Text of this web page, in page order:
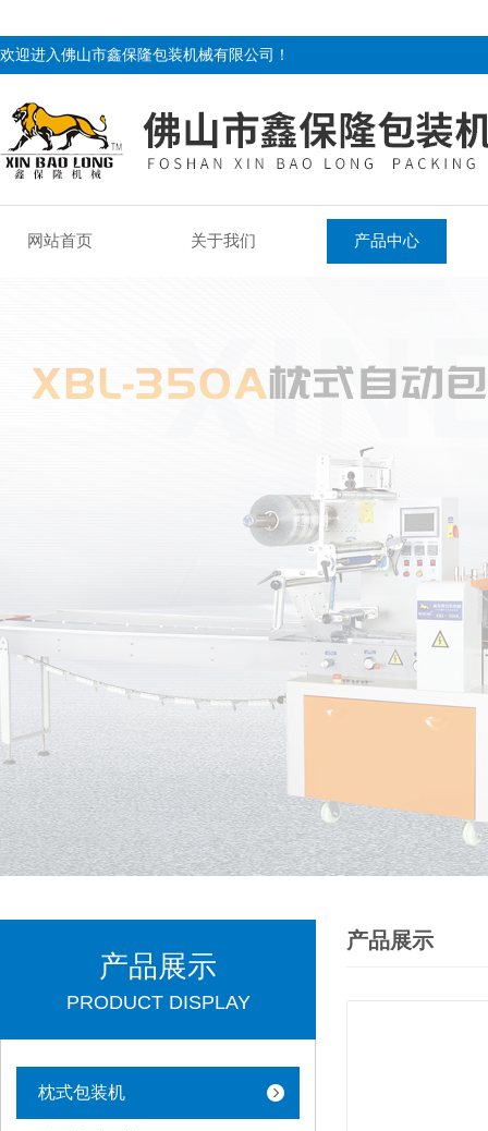
欢迎进入佛山市鑫保隆包装机械有限公司！
网站首页 关于我们 产品中心
产品展示
PRODUCT DISPLAY
枕式包装机
产品展示